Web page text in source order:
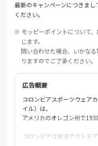
最新のキャンペーンにつきま
ください。
※ モッピーポイントについて
じます。
問い合わせた場合、いかな
りますのでご了承ください。
広告概要
コロンビアスポーツウェア
イル）は、
アメリカのオレゴン州で
コロンビアは総合アウトド